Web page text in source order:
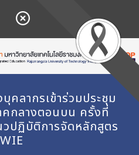
คลากรเข้าร่วมประชุม
คกลางตอนบน ครั้งที่
ปฏิบัติการจัดหลักสูตร